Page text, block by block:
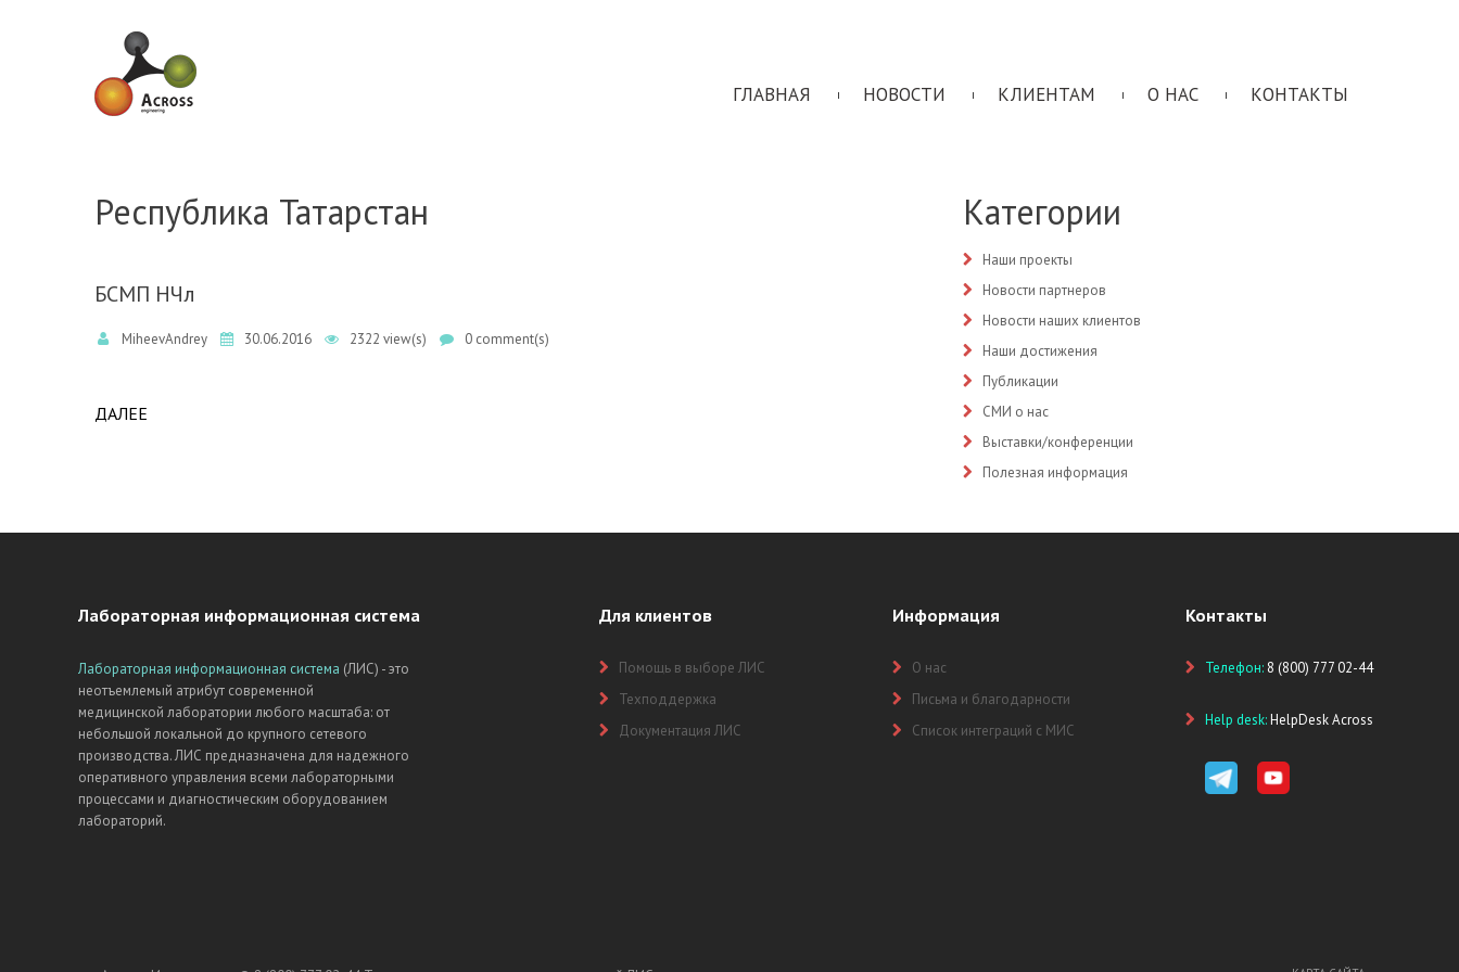
ГЛАВНАЯ НОВОСТИ КЛИЕНТАМ О НАС КОНТАКТЫ
Республика Татарстан
БСМП НЧл
MiheevAndrey 30.06.2016 2322 view(s) 0 comment(s)
ДАЛЕЕ
Категории
Наши проекты
Новости партнеров
Новости наших клиентов
Наши достижения
Публикации
СМИ о нас
Выставки/конференции
Полезная информация
Лабораторная информационная система
Лабораторная информационная система (ЛИС) - это
неотъемлемый атрибут современной
медицинской лаборатории любого масштаба: от
небольшой локальной до крупного сетевого
производства. ЛИС предназначена для надежного
оперативного управления всеми лабораторными
процессами и диагностическим оборудованием
лабораторий.
Для клиентов
Помощь в выборе ЛИС
Техподдержка
Документация ЛИС
Информация
О нас
Письма и благодарности
Список интеграций с МИС
Контакты
Телефон: 8 (800) 777 02-44
Help desk:HelpDesk Across